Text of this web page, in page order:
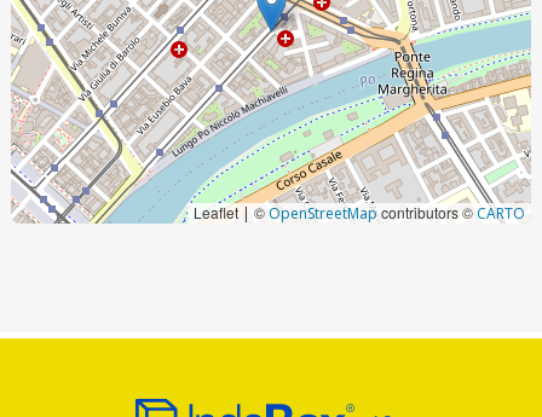
Leaflet | ©OpenStreetMapcontributors © CARTO